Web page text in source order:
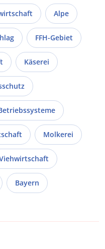
Alpe
FFH-Gebiet
Käserei
Molkerei
Bayern